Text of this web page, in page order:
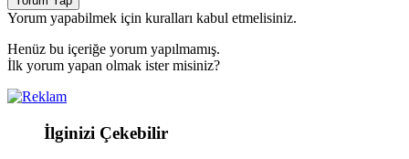
Yorum yapabilmek için kuralları kabul etmelisiniz.
Henüz bu içeriğe yorum yapılmamış.
İlk yorum yapan olmak ister misiniz?
İlginizi Çekebilir